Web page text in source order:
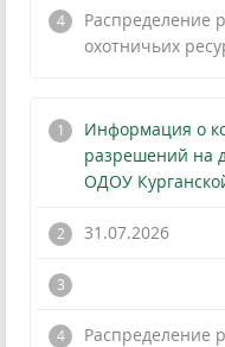
Распределение
охотничьих
Информация о
разрешений на
ОДОУ
31.07.2026
Распределение